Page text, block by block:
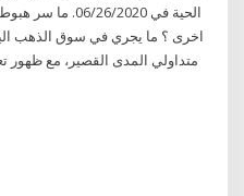
الحية في 06/26/
اخرى ؟ ما يجري في سوق الذهب
متداولي المدى القصير، مع ظهور